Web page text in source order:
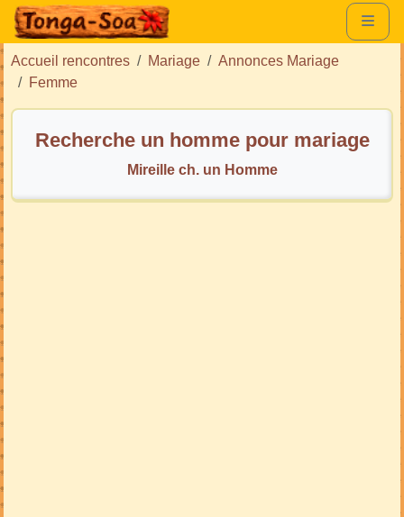
Accueil rencontres Mariage
Annonces Mariage
Femme
Recherche un homme pour mariage
Mireille ch. un Homme